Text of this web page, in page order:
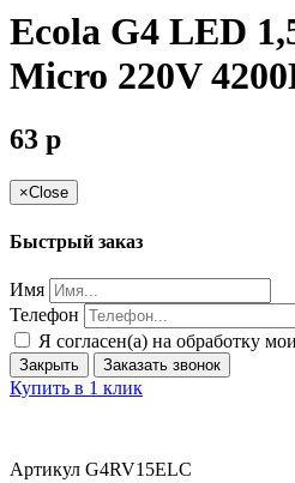
Ecola G4 LED
Micro 220V
63 p
×Close
Быстрый заказ
Имя
Телефон
Я согласен(а) на обработку
Закрыть Заказать звонок
Купить в 1 клик
Артикул G4RV15ELC